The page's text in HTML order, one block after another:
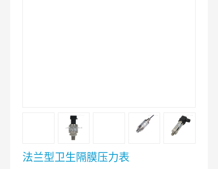
法兰型卫生隔膜压力表